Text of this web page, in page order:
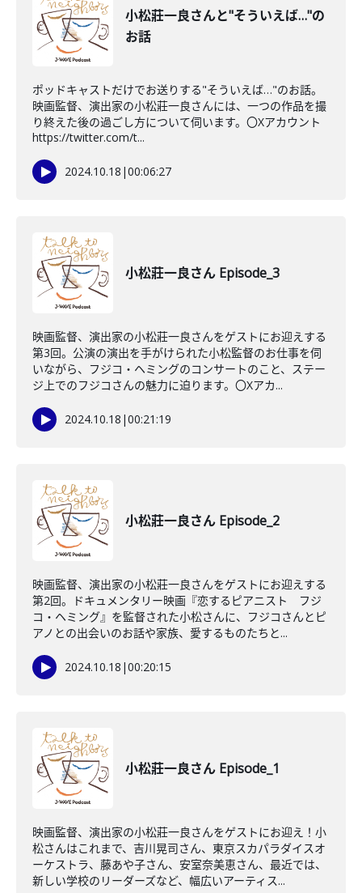
小松莊一良さんと"そういえば…"の
お話
ポッドキャストだけでお送りする"そういえば…"のお話。
映画監督、演出家の小松莊一良さんには、一つの作品を撮
り終えた後の過ごし方について伺います。〇Xアカウント
https://twitter.com/t...
2024.10.18 |00:06:27
小松莊一良さん Episode_3
映画監督、演出家の小松莊一良さんをゲストにお迎えする
第3回。公演の演出を手がけられた小松監督のお仕事を伺
いながら、フジコ・ヘミングのコンサートのこと、ステー
ジ上でのフジコさんの魅力に迫ります。〇Xアカ...
2024.10.18 |00:21:19
小松莊一良さん Episode_2
映画監督、演出家の小松莊一良さんをゲストにお迎えする
第2回。ドキュメンタリー映画『恋するピアニスト フジ
コ・ヘミング』を監督された小松さんに、フジコさんとピ
アノとの出会いのお話や家族、愛するものたちと...
2024.10.18 |00:20:15
小松莊一良さん Episode_1
映画監督、演出家の小松莊一良さんをゲストにお迎え！小
松さんはこれまで、吉川晃司さん、東京スカパラダイスオ
ーケストラ、藤あや子さん、安室奈美恵さん、最近では、
新しい学校のリーダーズなど、幅広いアーティス...